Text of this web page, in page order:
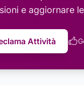
e aggiornare
Attività